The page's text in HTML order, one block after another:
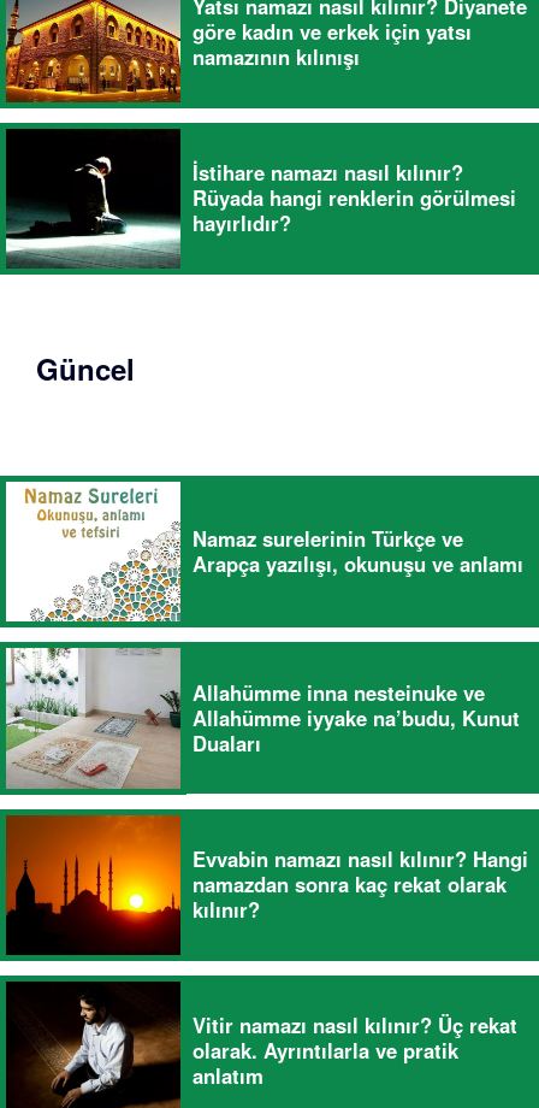
Yatsı namazı nasıl kılınır? Diyanete
göre kadın ve erkek için yatsı
namazının kılınışı
İstihare namazı nasıl kılınır?
Rüyada hangi renklerin görülmesi
hayırlıdır?
Güncel
Namaz surelerinin Türkçe ve
Arapça yazılışı, okunuşu ve anlamı
Allahümme inna nesteinuke ve
Allahümme iyyake na’budu, Kunut
Duaları
Evvabin namazı nasıl kılınır? Hangi
namazdan sonra kaç rekat olarak
kılınır?
Vitir namazı nasıl kılınır? Üç rekat
olarak. Ayrıntılarla ve pratik
anlatım